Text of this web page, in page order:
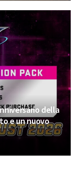
della
e un nuovo